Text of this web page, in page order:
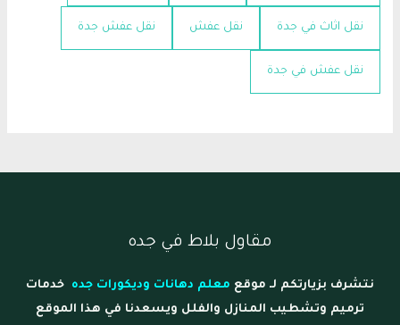
نقل اثاث في جدة نقل عفش نقل عفش جدة
نقل عفش في جدة
مقاول بلاط في جده
نتشرف بزيارتكم لـ موقع معلم دهانات وديكورات جده
خدمات
ترميم وتشطيب المنازل والفلل ويسعدنا في هذا الموقع